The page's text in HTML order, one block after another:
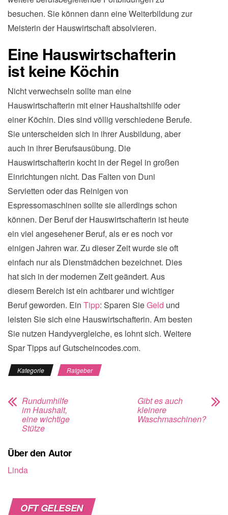
besuchen. Sie können dann eine Weiterbildung zur
Meisterin der Hauswirtschaft absolvieren.
Eine Hauswirtschafterin
ist keine Köchin
Nicht verwechseln sollte man eine
Hauswirtschafterin mit einer Haushaltshilfe oder
einer Köchin. Dies sind völlig verschiedene Berufe.
Sie unterscheiden sich in ihrer Ausbildung, aber
auch in ihrer Berufsausübung. Die
Hauswirtschafterin kocht in der Regel in großen
Einrichtungen nicht. Das Falten von Duni
Servietten oder das Reinigen von
Espressomaschinen sollte sie allerdings schon
können. Der Beruf der Hauswirtschafterin ist heute
ein viel angesehener Beruf, als er es noch vor
einigen Jahren war. Zu dieser Zeit wurde sie oft
einfach nur als Dienstmädchen bezeichnet. Dies
hat sich in der modernen Zeit geändert. Aus
diesem Bereich ist ein achtbarer und wichtiger
Beruf geworden. Ein Tipp: Sparen SieGeld und
leisten Sie sich eine Hauswirtschafterin. Am besten
Sie nutzen Handyvergleiche, es lohnt sich. Weitere
Spar Tipps auf Gutscheincodes.com.
Kategorie Ratgeber
Rundumhilfe
im Haushalt,
eine wichtige
Stütze
Gibt es auch
kleinere
Waschmaschinen?
Über den Autor
Linda
OFT GELESEN